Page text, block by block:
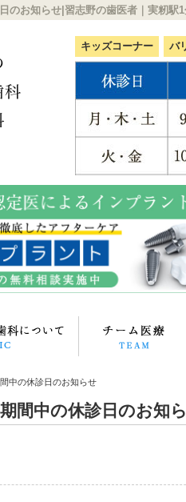
のお知らせ|習志野の歯医者｜実籾駅
キッズコーナー バ
ならしのコウノ歯科
中の休診日のお知らせ
間中の休診日のお知